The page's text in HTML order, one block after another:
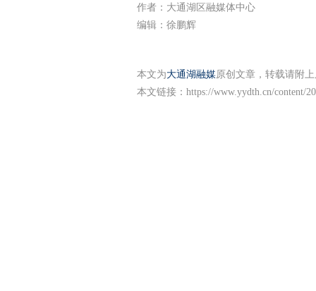
作者：大通湖区融媒体中心
编辑：徐鹏辉
本文为大通湖融媒原创文章，转载请附
本文链接： https://www.yydth.cn/content/